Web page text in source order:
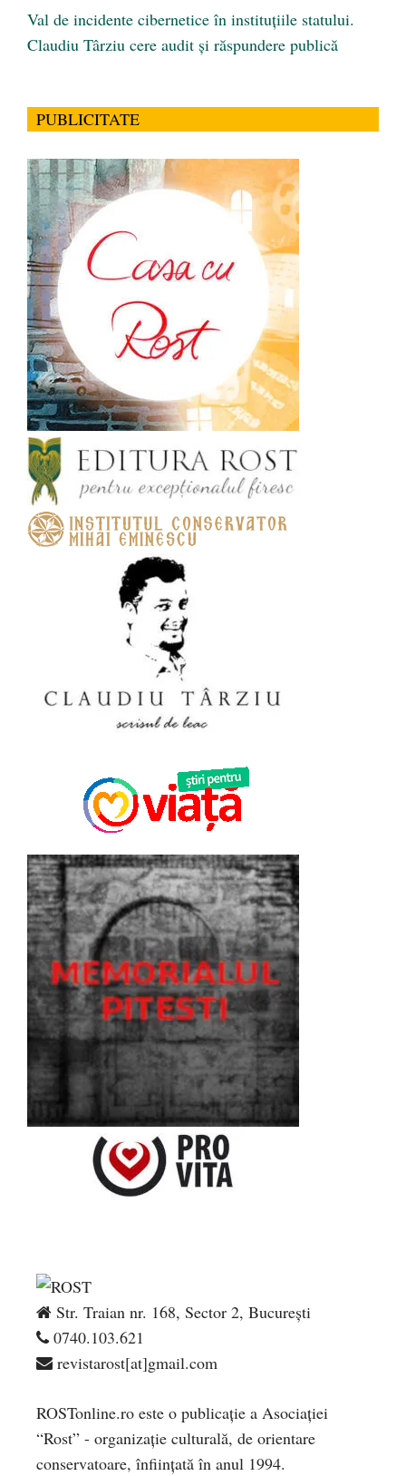
Val de incidente cibernetice în instituțiile statului.
Claudiu Târziu cere audit și răspundere publică
PUBLICITATE
Str. Traian nr. 168, Sector 2, București
0740.103.621
revistarost[at]gmail.com
ROSTonline.ro este o publicaţie a Asociaţiei
“Rost” - organizaţie culturală, de orientare
conservatoare, înfiinţată în anul 1994.